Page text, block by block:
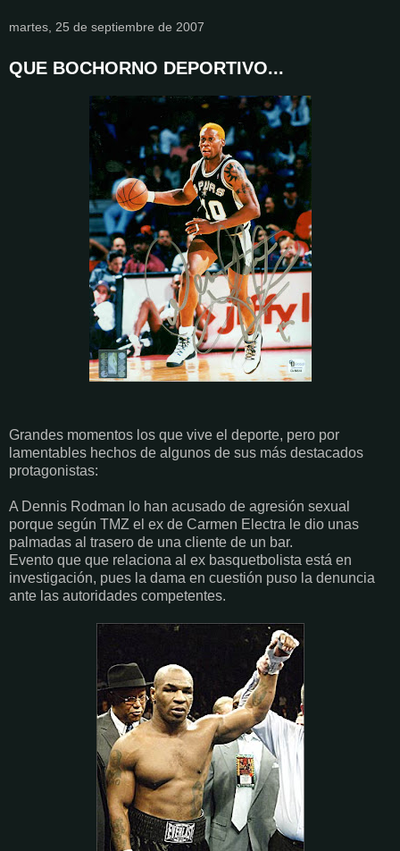
martes, 25 de septiembre de 2007
QUE BOCHORNO DEPORTIVO...
Grandes momentos los que vive el deporte, pero por
lamentables hechos de algunos de sus más destacados
protagonistas:
A Dennis Rodman lo han acusado de agresión sexual
porque según TMZ el ex de Carmen Electra le dio unas
palmadas al trasero de una cliente de un bar.
Evento que que relaciona al ex basquetbolista está en
investigación, pues la dama en cuestión puso la denuncia
ante las autoridades competentes.